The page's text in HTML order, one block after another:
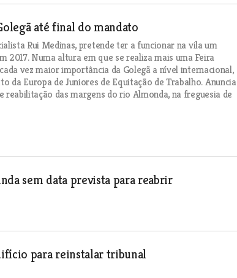
até final do mandato
Rui Medinas, pretende ter a funcionar na vila um
2017. Numa altura em que se realiza mais uma Feira
vez maior importância da Golegã a nível internacional,
da Europa de Juniores de Equitação de Trabalho. Anuncia
das margens do rio Almonda, na freguesia de
sem data prevista para reabrir
para reinstalar tribunal